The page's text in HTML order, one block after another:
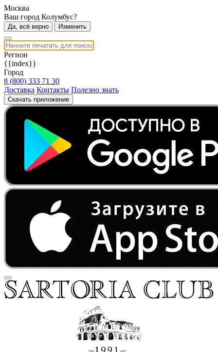
Москва
Ваш город Колумбус?
Да, всё верно Изменить
Регион
{{index}}
Город
8 (800) 333 71 30
Доставка Контакты Полезно знать
Скачать приложение